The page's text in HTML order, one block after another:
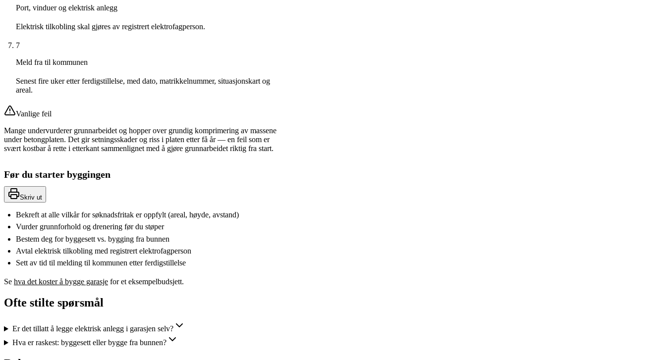
Port, vinduer og elektrisk anlegg
Elektrisk tilkobling skal gjøres av registrert elektrofagperson.
7
Meld fra til kommunen
Senest fire uker etter ferdigstillelse, med dato, matrikkelnummer, situasjonskart og
areal.
Vanlige feil
Mange undervurderer grunnarbeidet og hopper over grundig komprimering av massene
under betongplaten. Det gir setningsskader og riss i platen etter få år — en feil som er
svært kostbar å rette i etterkant sammenlignet med å gjøre grunnarbeidet riktig fra start.
Før du starter byggingen
Skriv ut
Bekreft at alle vilkår for søknadsfritak er oppfylt (areal, høyde, avstand)
Vurder grunnforhold og drenering før du støper
Bestem deg for byggesett vs. bygging fra bunnen
Avtal elektrisk tilkobling med registrert elektrofagperson
Sett av tid til melding til kommunen etter ferdigstillelse
Se hva det koster å bygge garasje for et eksempelbudsjett.
Ofte stilte spørsmål
Er det tillatt å legge elektrisk anlegg i garasjen selv?
Hva er raskest: byggesett eller bygge fra bunnen?